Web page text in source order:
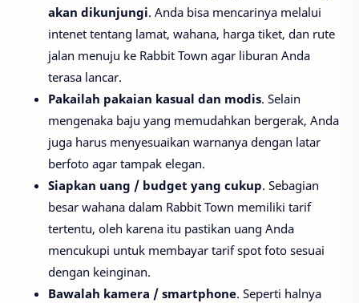
akan dikunjungi. Anda bisa mencarinya melalui
intenet tentang lamat, wahana, harga tiket, dan rute
jalan menuju ke Rabbit Town agar liburan Anda
terasa lancar.
Pakailah pakaian kasual dan modis. Selain
mengenaka baju yang memudahkan bergerak, Anda
juga harus menyesuaikan warnanya dengan latar
berfoto agar tampak elegan.
Siapkan uang / budget yang cukup. Sebagian
besar wahana dalam Rabbit Town memiliki tarif
tertentu, oleh karena itu pastikan uang Anda
mencukupi untuk membayar tarif spot foto sesuai
dengan keinginan.
Bawalah kamera / smartphone. Seperti halnya